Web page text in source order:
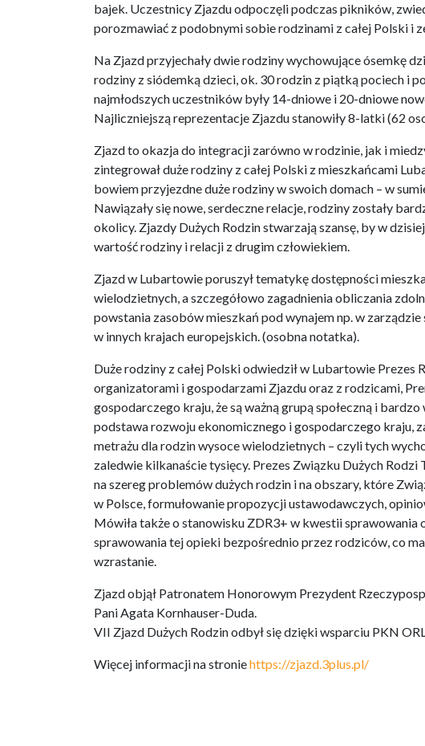
bajek. Uczestnicy Zjazdu odpoczęli podczas pikników,
porozmawiać z podobnymi sobie rodzinami z całej Polski i
Na Zjazd przyjechały dwie rodziny wychowujące ósemkę
rodziny z siódemką dzieci, ok. 30 rodzin z piątką pociech i
najmłodszych uczestników były 14-dniowe i 20-dniowe
Najliczniejszą reprezentacje Zjazdu stanowiły 8-latki (62
Zjazd to okazja do integracji zarówno w rodzinie, jak i
zintegrował duże rodziny z całej Polski z mieszkańcami
bowiem przyjezdne duże rodziny w swoich domach – w
Nawiązały się nowe, serdeczne relacje, rodziny zostały
okolicy. Zjazdy Dużych Rodzin stwarzają szansę, by w
wartość rodziny i relacji z drugim człowiekiem.
Zjazd w Lubartowie poruszył tematykę dostępności
wielodzietnych, a szczegółowo zagadnienia obliczania
powstania zasobów mieszkań pod wynajem np. w
w innych krajach europejskich. (osobna notatka).
Duże rodziny z całej Polski odwiedził w Lubartowie
organizatorami i gospodarzami Zjazdu oraz z rodzicami,
gospodarczego kraju, że są ważną grupą społeczną i
podstawa rozwoju ekonomicznego i gospodarczego kraju,
metrażu dla rodzin wysoce wielodzietnych – czyli tych
zaledwie kilkanaście tysięcy. Prezes Związku Dużych
na szereg problemów dużych rodzin i na obszary, które
w Polsce, formułowanie propozycji ustawodawczych,
Mówiła także o stanowisku ZDR3+ w kwestii
sprawowania tej opieki bezpośrednio przez rodziców, co
wzrastanie.
Zjazd objął Patronatem Honorowym Prezydent
Pani Agata Kornhauser-Duda.
VII Zjazd Dużych Rodzin odbył się dzięki wsparciu PKN
Więcej informacji na stroniehttps://zjazd.3plus.pl/